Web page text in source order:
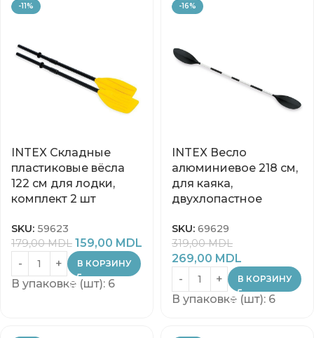
-11%
INTEX Складные
пластиковые вёсла
122 см для лодки,
комплект 2 шт
SKU: 59623
179,00MDL 159,00 MDL
В КОРЗИНУ
В упаковке (шт): 6
-16%
INTEX Весло
алюминиевое 218 см,
для каяка,
двухлопастное
SKU: 69629
319,00MDL
269,00 MDL
В КОРЗИНУ
В упаковке (шт): 6